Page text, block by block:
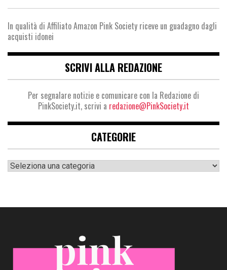
In qualità di Affiliato Amazon Pink Society riceve un guadagno dagli
acquisti idonei
SCRIVI ALLA REDAZIONE
Per segnalare notizie e comunicare con la Redazione di
PinkSociety.it, scrivi a redazione@PinkSociety.it
CATEGORIE
Categorie